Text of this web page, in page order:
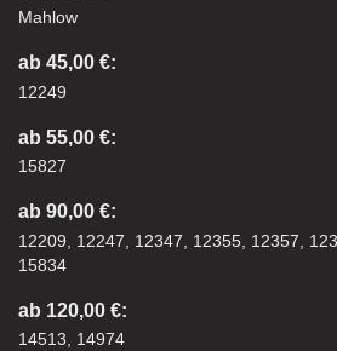
Mahlow
ab 45,00 €:
12249
ab 55,00 €:
15827
ab 90,00 €:
12209, 12247, 12347, 12355, 12357,
15834
ab 120,00 €:
14513, 14974